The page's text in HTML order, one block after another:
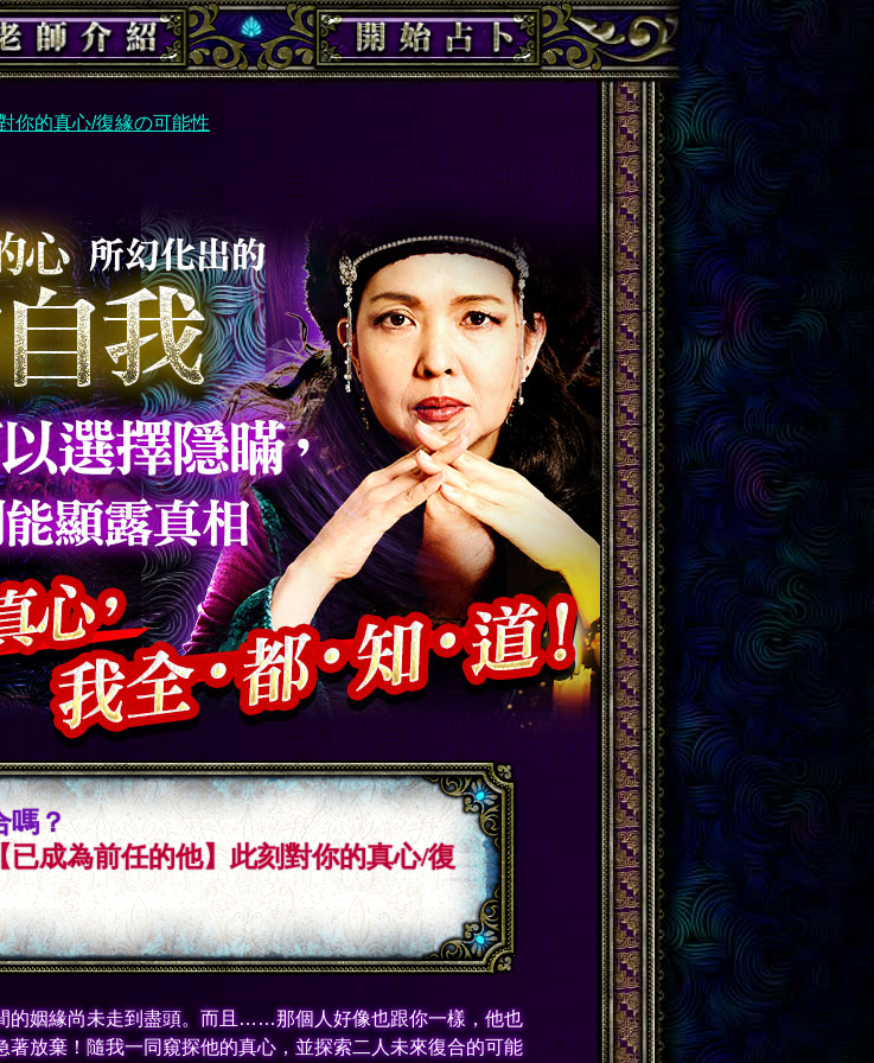
你的真心/復緣の可能性
嗎？
已成為前任的他】此刻對你的真心/復
的姻緣尚未走到盡頭。而且……那個人好像也跟你一樣，他也
放棄！隨我一同窺探他的真心，並探索二人未來復合的可能